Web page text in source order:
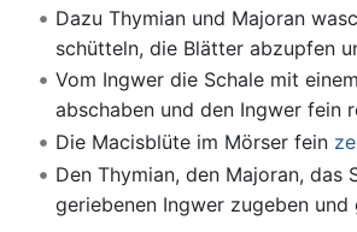
Dazu Thymian und Majoran
schütteln, die Blätter abzupfen
Vom Ingwer die Schale mit
abschaben und den Ingwer fein
Die Macisblüte im Mörser fein
Den Thymian, den Majoran, das
geriebenen Ingwer zugeben und